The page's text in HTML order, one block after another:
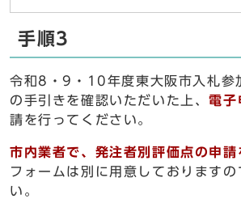
手順3
令和8・9・10年度東大阪市入札
の手引きを確認いただいた上、電子
請を行ってください。
市内業者で、発注者別評価点の申請
フォームは別に用意しておりますの
い。